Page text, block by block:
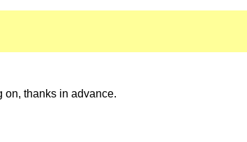
on, thanks in advance.